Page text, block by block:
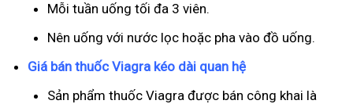
Mỗi tuần uống tối đa 3 viên.
Nên uống với nước lọc hoặc pha vào đồ uống.
Giá bán thuốc Viagra kéo dài quan hệ
Sản phẩm thuốc Viagra được bán công khai là